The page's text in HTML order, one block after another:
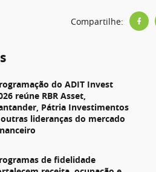
Compartilhe:
do ADIT Invest
reúne RBR Asset,
Pátria Investimentos
lideranças do mercado
de fidelidade